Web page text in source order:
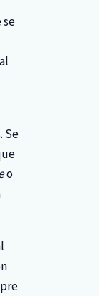
Se
o